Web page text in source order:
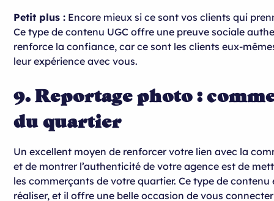
Petit plus : Encore mieux si ce sont vos clients qui
Ce type de contenu UGC offre une preuve sociale
renforce la confiance, car ce sont les clients eux-
leur expérience avec vous.
9. Reportage photo :
du quartier
Un excellent moyen de renforcer votre lien avec la
et de montrer l’authenticité de votre agence est de
les commerçants de votre quartier. Ce type de contenu
réaliser, et il offre une belle occasion de vous